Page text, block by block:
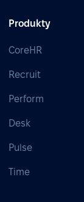
Produkty
CoreHR
Recruit
Perform
Desk
Pulse
Time